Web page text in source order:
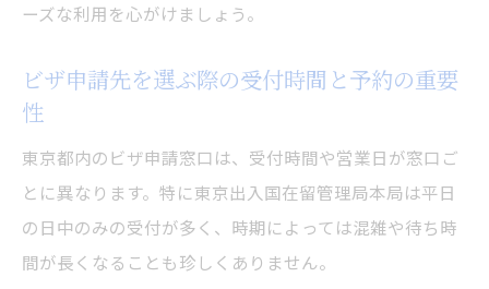
ーズな利用を心がけましょう。
ビザ申請先を選ぶ際の受付時間と予約の重要
性
東京都内のビザ申請窓口は、受付時間や営業日が窓口ご
とに異なります。特に東京出入国在留管理局本局は平日
の日中のみの受付が多く、時期によっては混雑や待ち時
間が長くなることも珍しくありません。